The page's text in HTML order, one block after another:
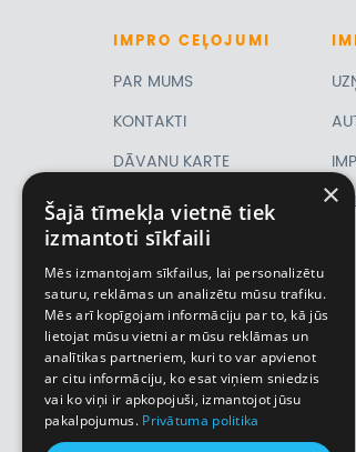
IMPRO CEĻOJUMI
PAR MUMS
KONTAKTI
DĀVANU KARTE
PIRMSLĪGUMA
INFORMĀCIJA, KLIENTA
LĪGUMS,
CEĻOJUMU
APDROŠINĀŠANA
VĪZU ANKETAS
Piemiņas istaba
×
Šajā tīmekļa vietnē tiek
izmantoti sīkfaili
Mēs izmantojam sīkfailus, lai personalizētu
saturu, reklāmas un analizētu mūsu trafiku.
Mēs arī kopīgojam informāciju par to, kā jūs
lietojat mūsu vietni ar mūsu reklāmas un
analītikas partneriem, kuri to var apvienot
ar citu informāciju, ko esat viņiem sniedzis
vai ko viņi ir apkopojuši, izmantojot jūsu
pakalpojumus. Privātuma politika